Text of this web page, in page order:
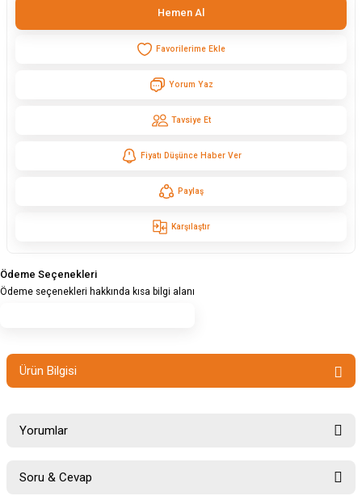
Hemen Al
Yorum Yaz
Tavsiye Et
Fiyatı Düşünce Haber Ver
Paylaş
Karşılaştır
Ödeme Seçenekleri
Ödeme seçenekleri hakkında kısa bilgi alanı
Ürün Bilgisi
Yorumlar
Soru & Cevap